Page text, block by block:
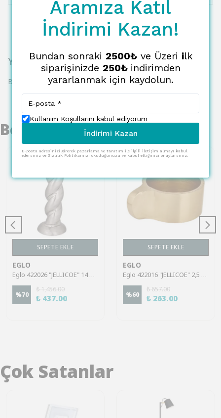
Yorumlar
Bu ürün için henüz yorum yapılmamış.
Benzer Ürünler
SEPETE EKLE
EGLO
Eglo 422026 "JELLICOE" 14 Cm Yüksekliğinde Alüminyum Dekoratif Şamdan
%70
₺ 1,456.00
₺ 437.00
SEPETE EKLE
EGLO
Eglo 422016 "JELLICOE" 2,5 Cm Yüksekliğinde Alüminyum Dekoratif Şamdan
%60
₺ 657.00
₺ 263.00
Çok Satanlar
Aramıza Katıl
İndirimi Kazan!
Bundan sonraki 2500₺ve Üzeri ilk
siparişinizde 250₺ indirimden
yararlanmak için kaydolun.
Kullanım Koşullarını kabul ediyorum
İndirimi Kazan
E-posta adresinizi girerek pazarlama ve tanıtım ile ilgili iletişim almayı kabul
edersiniz ve Gizlilik Politikamızı okuduğunuzu ve kabul ettiğinizi onaylarsınız.